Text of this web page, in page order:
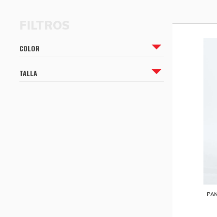
COLOR
TALLA